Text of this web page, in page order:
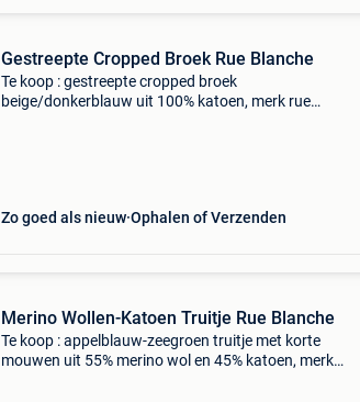
Gestreepte Cropped Broek Rue Blanche
Te koop : gestreepte cropped broek
beige/donkerblauw uit 100% katoen, merk rue
Zo goed als nieuw Ophalen of Verzenden
Merino Wollen-Katoen Truitje Rue Blanche
Te koop : appelblauw-zeegroen truitje met korte
mouwen uit 55% merino wol en 45% katoen, merk